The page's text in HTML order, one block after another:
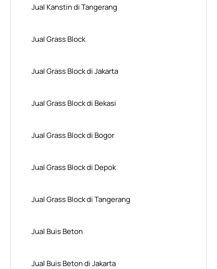
Jual Kanstin di Tangerang
Jual Grass Block
Jual Grass Block di Jakarta
Jual Grass Block di Bekasi
Jual Grass Block di Bogor
Jual Grass Block di Depok
Jual Grass Block di Tangerang
Jual Buis Beton
Jual Buis Beton di Jakarta